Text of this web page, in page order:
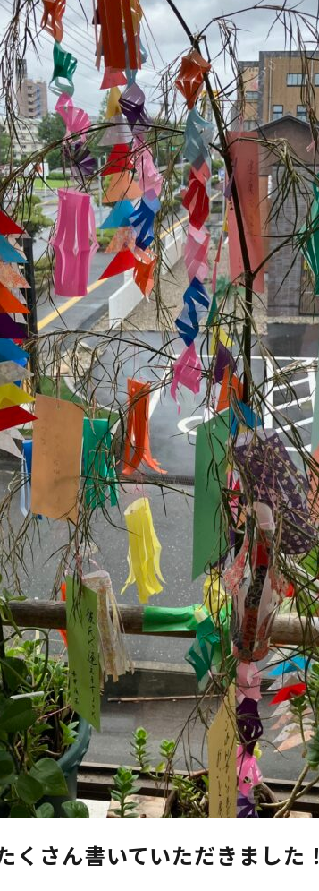
くさん書いていただきました！